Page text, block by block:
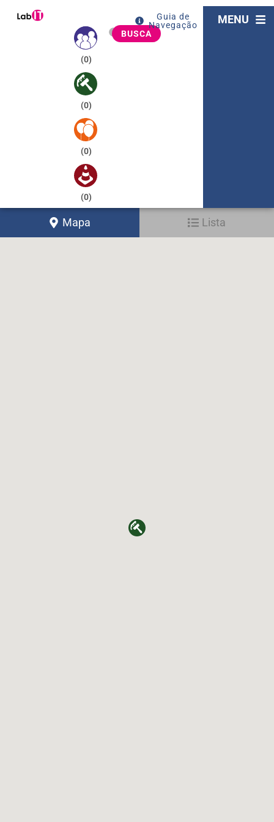
(0)
(0)
(0)
(0)
BUSCA
Guia de
Navegação
MENU
Mapa Lista